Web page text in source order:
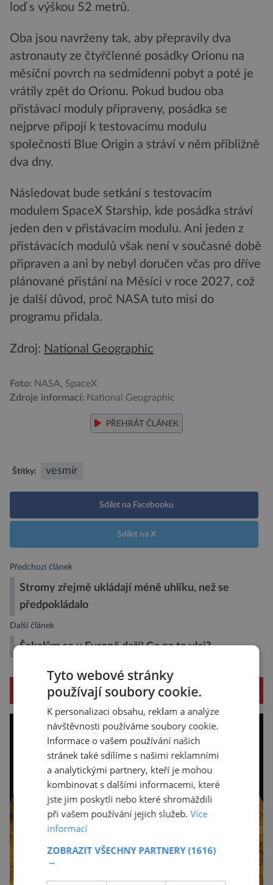
loď s výškou 52 metrů.
Oba jsou navrženy tak, aby přepravily dva
astronauty ze čtyřčlenné posádky Orionu na
měsíční povrch na sedmidenní pobyt a poté je
vrátily zpět do Orionu. Pokud budou oba
přistávací moduly připraveny, posádka se
nejprve připojí k testovacímu modulu
společnosti Blue Origin a stráví v něm přibližně
dva dny.
Následovat bude setkání s testovacím
modulem SpaceX Starship, kde posádka stráví
jeden den v přistávacím modulu. Ani jeden z
přistávacích modulů však není v současné době
připraven a ani by nebyl doručen včas pro dříve
plánované přistání na Měsíci v roce 2027, což
je další důvod, proč NASA tuto misi do
programu přidala.
Zdroj: National Geographic
Foto: NASA, SpaceX
Zdroje informací: National Geographic
PŘEHRÁT ČLÁNEK
Štítky: vesmír
Sdílet na Facebooku
Sdílet na X
Předchozí článek
Stromy zřejmě ukládají méně uhlíku, než se
předpokládalo
Další článek
Šakalům se v Evropě daří! Co na to vlci?
SOUVISEJÍCÍ ČLÁNKY
Tyto webové stránky
používají soubory cookie.
K personalizaci obsahu, reklam a analýze
návštěvnosti používáme soubory cookie.
Informace o vašem používání našich
stránek také sdílíme s našimi reklamními
a analytickými partnery, kteří je mohou
kombinovat s dalšími informacemi, které
jste jim poskytli nebo které shromáždili
při vašem používání jejich služeb.Více
informací
ZOBRAZIT VŠECHNY PARTNERY(1616)
→